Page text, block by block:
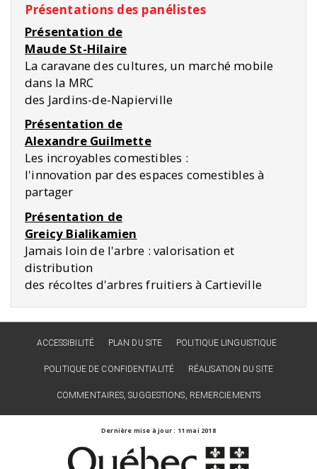
Présentations des panélistes
Présentation de
Maude St-Hilaire
La caravane des cultures, un marché mobile
dans la MRC
des Jardins-de-Napierville
Présentation de
Alexandre Guilmette
Les incroyables comestibles :
l'innovation par des espaces comestibles à
partager
Présentation de
Greicy Bialikamien
Jamais loin de l'arbre : valorisation et
distribution
des récoltes d'arbres fruitiers à Cartieville
ACCESSIBILITÉ PLAN DU SITE POLITIQUE LINGUISTIQUE
POLITIQUE DE CONFIDENTIALITÉ RÉALISATION DU SITE
COMMENTAIRES, SUGGESTIONS, REMERCIEMENTS
Dernière mise à jour : 11 mai 2018